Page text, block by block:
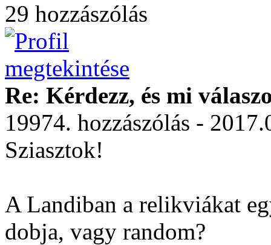
29 hozzászólás
Re: Kérdezz, és mi
19974. hozzászólás -
Sziasztok!
A Landiban a relikviákat
dobja, vagy random?